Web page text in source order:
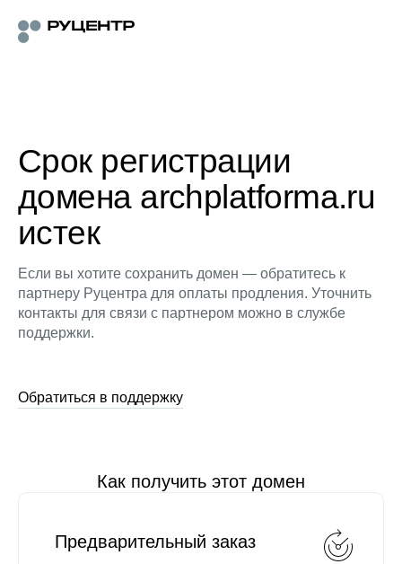
Срок регистрации
домена archplatforma.ru
истек
Если вы хотите сохранить домен — обратитесь к
партнеру Руцентра для оплаты продления. Уточнить
контакты для связи с партнером можно в службе
поддержки.
Обратиться в поддержку
Как получить этот домен
Предварительный заказ